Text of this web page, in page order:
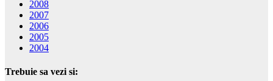
2008
2007
2006
2005
2004
Trebuie sa vezi si: